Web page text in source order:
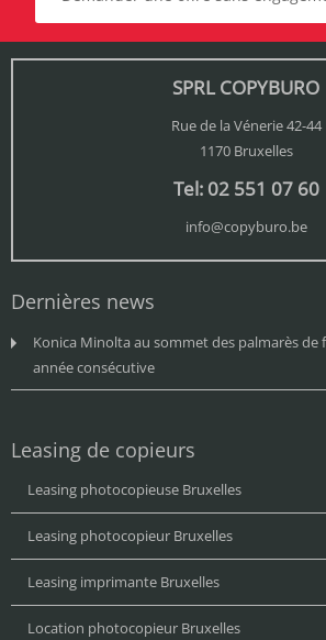
SPRL COPYBURO
Rue de la Vénerie 42-44
1170 Bruxelles
Tel: 02 551 07 60
info@copyburo.be
Dernières news
Konica Minolta au sommet des palmarès de
année consécutive
Leasing de copieurs
Leasing photocopieuse Bruxelles
Leasing photocopieur Bruxelles
Leasing imprimante Bruxelles
Location photocopieur Bruxelles